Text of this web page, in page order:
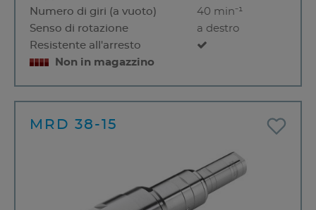
Numero di giri (a vuoto)
40 min⁻¹
Senso di rotazione
a destro
Resistente all'arresto
Non in magazzino
MRD 38-15